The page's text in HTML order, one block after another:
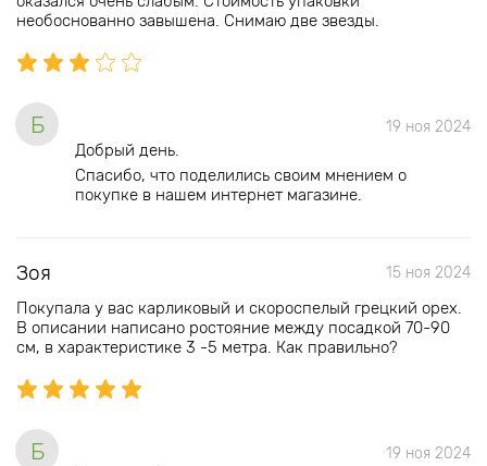
необоснованно завышена. Снимаю две звезды.
Б 19 ноя 2024
Добрый день.
Спасибо, что поделились своим мнением о
покупке в нашем интернет магазине.
Зоя 15 ноя 2024
Покупала у вас карликовый и скороспелый грецкий орех.
В описании написано ростояние между посадкой 70-90
см, в характеристике 3 -5 метра. Как правильно?
Б 19 ноя 2024